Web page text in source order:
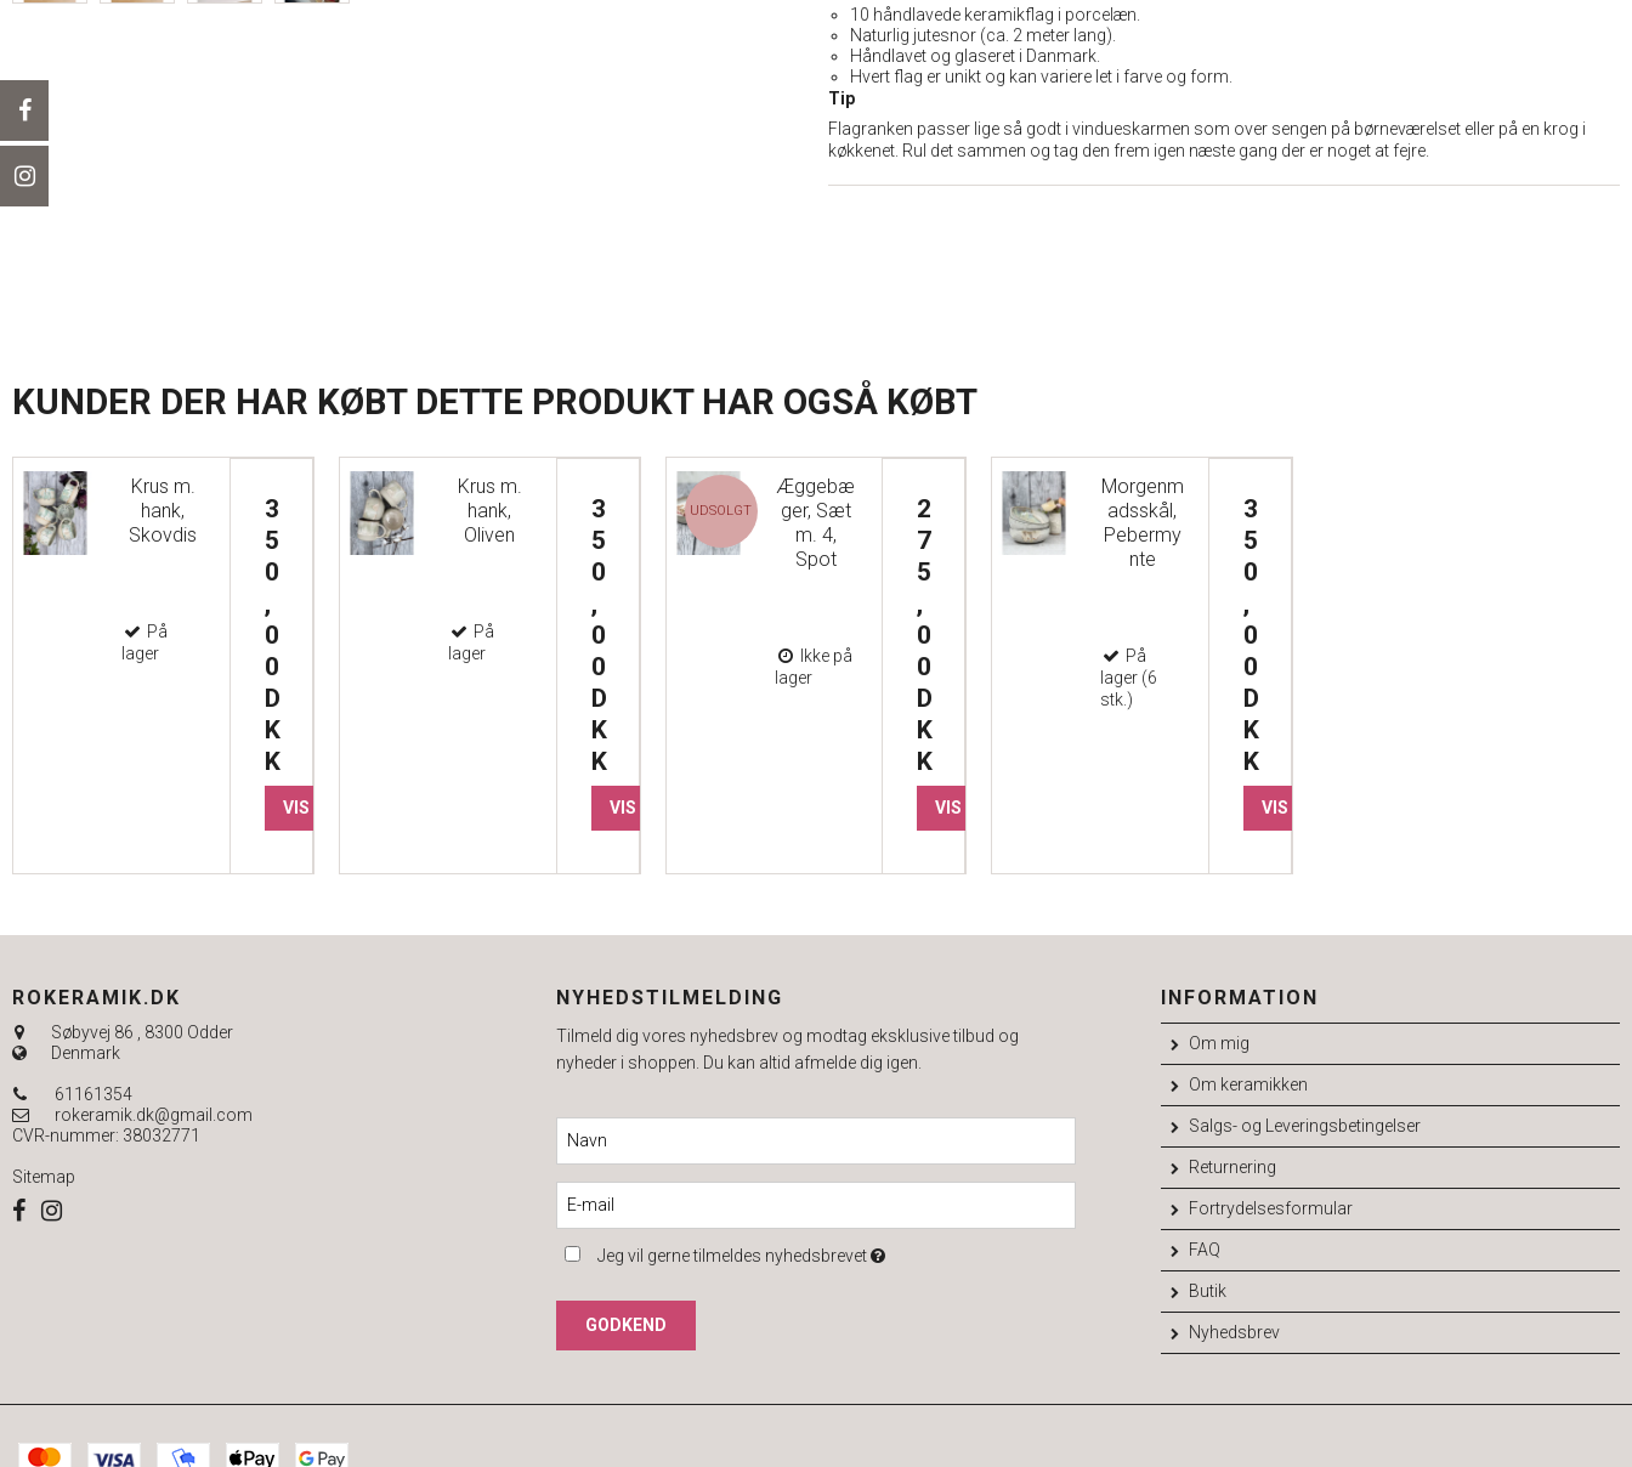
10 håndlavede keramikflag i porcelæn.
Naturlig jutesnor (ca. 2 meter lang).
Håndlavet og glaseret i Danmark.
Hvert flag er unikt og kan variere let i farve og form.
Tip
Flagranken passer lige så godt i vindueskarmen som over sengen på børneværelset eller på en krog i
køkkenet. Rul det sammen og tag den frem igen næste gang der er noget at fejre.
KUNDER DER HAR KØBT DETTE PRODUKT HAR OGSÅ KØBT
Krus m.
hank,
Skovdis
På
lager
3
5
0
,
0
0
D
K
K
VIS PRODUKT
Krus m.
hank,
Oliven
På
lager
3
5
0
,
0
0
D
K
K
VIS PRODUKT
UDSOLGT
Æggebæ
ger, Sæt
m. 4,
Spot
Ikke på
lager
2
7
5
,
0
0
D
K
K
VIS PRODUKT
Morgenm
adsskål,
Pebermy
nte
På
lager (6
stk.)
3
5
0
,
0
0
D
K
K
VIS PRODUKT
ROKERAMIK.DK
Søbyvej 86
8300 Odder
Denmark
61161354
rokeramik.dk@gmail.com
CVR-nummer: 38032771
Sitemap
NYHEDSTILMELDING
Tilmeld dig vores nyhedsbrev og modtag eksklusive tilbud og
nyheder i shoppen. Du kan altid afmelde dig igen.
Jeg vil gerne tilmeldes nyhedsbrevet
GODKEND
INFORMATION
Om mig
Om keramikken
Salgs- og Leveringsbetingelser
Returnering
Fortrydelsesformular
FAQ
Butik
Nyhedsbrev